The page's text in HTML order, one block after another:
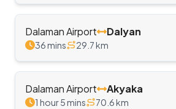
Dalaman Airport Dalyan
36 mins 29.7km
Dalaman Airport Akyaka
1 hour 5 mins 70.6km